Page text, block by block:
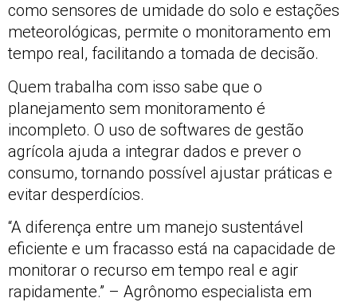
como sensores de umidade do solo e estações
meteorológicas, permite o monitoramento em
tempo real, facilitando a tomada de decisão.
Quem trabalha com isso sabe que o
planejamento sem monitoramento é
incompleto. O uso de softwares de gestão
agrícola ajuda a integrar dados e prever o
consumo, tornando possível ajustar práticas e
evitar desperdícios.
“A diferença entre um manejo sustentável
eficiente e um fracasso está na capacidade de
monitorar o recurso em tempo real e agir
rapidamente.” – Agrônomo especialista em